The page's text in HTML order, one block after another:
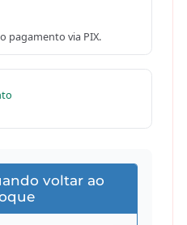
pagamento via PIX.
voltar ao